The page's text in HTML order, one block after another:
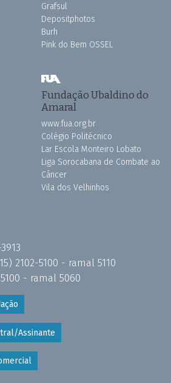
Grafsul
Depositphotos
Burh
Pink do Bem OSSEL
Fundação Ubaldino do
Amaral
www.fua.org.br
Colégio Politécnico
Lar Escola Monteiro Lobato
Liga Sorocabana de Combate ao
Câncer
Vila dos Velhinhos
2102-5100 - ramal 5110
- ramal 5060
Assinante